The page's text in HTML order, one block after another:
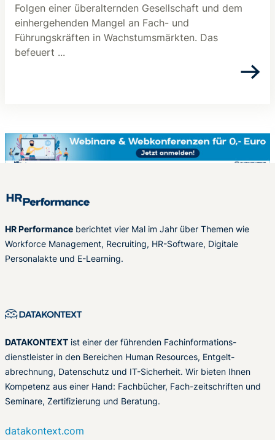
Folgen einer überalternden Gesellschaft und dem
einhergehenden Mangel an Fach- und
Führungskräften in Wachstumsmärkten. Das
befeuert ...
HR Performance berichtet vier Mal im Jahr über Themen wie
Workforce Management, Recruiting, HR-Software, Digitale
Personalakte und E-Learning.
DATAKONTEXT ist einer der führenden Fachinformations-
dienstleister in den Bereichen Human Resources, Entgelt-
abrechnung, Datenschutz und IT-Sicherheit. Wir bieten Ihnen
Kompetenz aus einer Hand: Fachbücher, Fach-zeitschriften und
Seminare, Zertifizierung und Beratung.
datakontext.com